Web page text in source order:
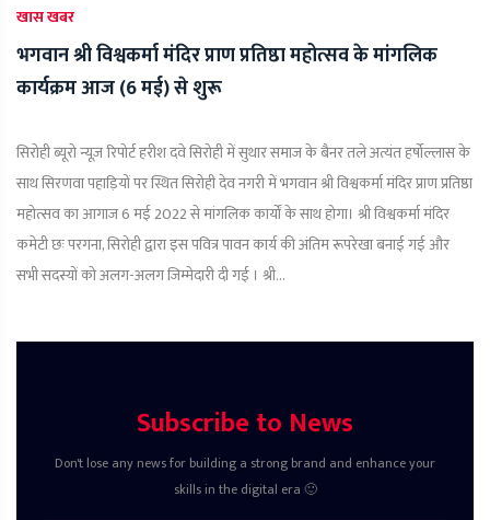
खास खबर
भगवान श्री विश्वकर्मा मंदिर प्राण प्रतिष्ठा महोत्सव के मांगलिक
कार्यक्रम आज (6 मई) से शुरू
सिरोही ब्यूरो न्यूज़ रिपोर्ट हरीश दवे सिरोही में सुथार समाज के बैनर तले अत्यंत हर्षोल्लास के
साथ सिरणवा पहाड़ियों पर स्थित सिरोही देव नगरी में भगवान श्री विश्वकर्मा मंदिर प्राण प्रतिष्ठा
महोत्सव का आगाज 6 मई 2022 से मांगलिक कार्यों के साथ होगा। श्री विश्वकर्मा मंदिर
कमेटी छः परगना, सिरोही द्वारा इस पवित्र पावन कार्य की अंतिम रूपरेखा बनाई गई और
सभी सदस्यों को अलग-अलग जिम्मेदारी दी गई । श्री...
Subscribe to News
Don't lose any news for building a strong brand and enhance your
skills in the digital era 🙂